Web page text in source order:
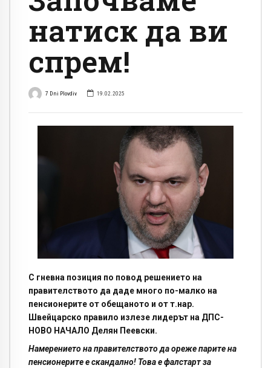
натиск да ви
спрем!
7 Dni Plovdiv 19.02.2025
С гневна позиция по повод решението на
правителството да даде много по-малко на
пенсионерите от обещаното и от т.нар.
Швейцарско правило излезе лидерът на ДПС-
НОВО НАЧАЛО Делян Пеевски.
Намерението на правителството да ореже парите на
пенсионерите е скандално! Това е фалстарт за